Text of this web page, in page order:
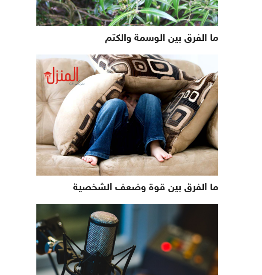
ما الفرق بين الوسمة والكتم
ما الفرق بين قوة وضعف الشخصية